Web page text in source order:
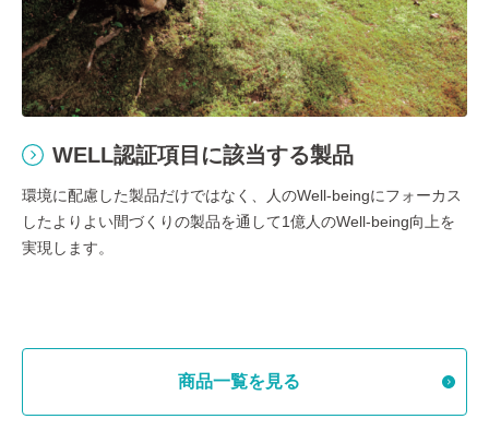
WELL認証項目に該当する製品
環境に配慮した製品だけではなく、人のWell-beingにフォーカス
したよりよい間づくりの製品を通して1億人のWell-being向上を
実現します。
商品一覧を見る